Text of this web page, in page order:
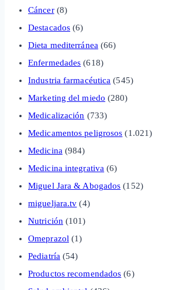
Cáncer(8)
Destacados (6)
Dieta mediterránea (66)
Enfermedades (618)
Industria farmacéutica (545)
Marketing del miedo (280)
Medicalización (733)
Medicamentos peligrosos (1.021)
Medicina (984)
Medicina integrativa (6)
Miguel Jara & Abogados (152)
migueljara.tv (4)
Nutrición (101)
Omeprazol (1)
Pediatría (54)
Productos recomendados (6)